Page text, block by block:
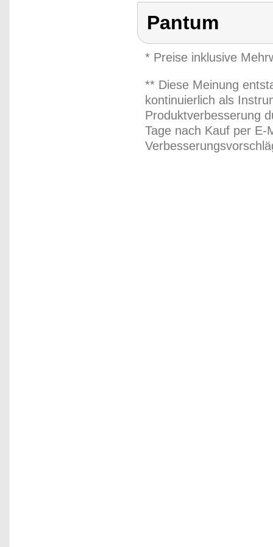
Pantum
* Preise inklusive
** Diese Meinung
kontinuierlich als
Produktverbesserung
Tage nach Kauf per E-